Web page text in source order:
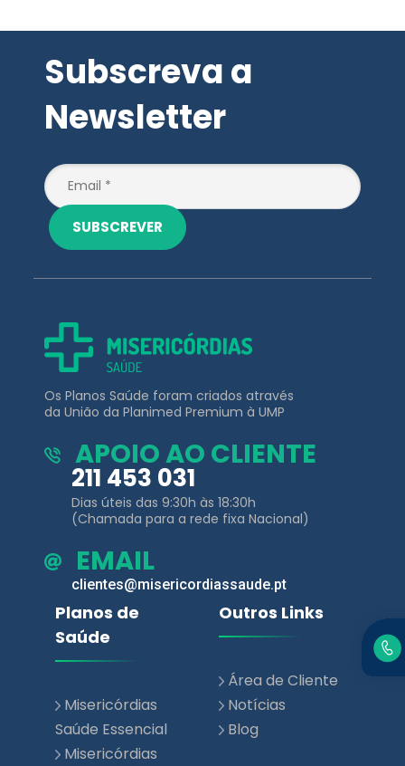
Subscreva a
Newsletter
SUBSCREVER
Os Planos Saúde foram criados através
da União da Planimed Premium à UMP
APOIO AO CLIENTE
211 453 031
Dias úteis das 9:30h às 18:30h
(Chamada para a rede fixa Nacional)
EMAIL
clientes@misericordiassaude.pt
Planos de
Saúde
Misericórdias
Saúde Essencial
Misericórdias
Outros Links
Área de Cliente
Notícias
Blog